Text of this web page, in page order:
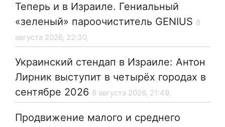
Теперь и в Израиле. Гениальный
«зеленый» пароочиститель GENIUS 8
августа 2026, 22:30,
Украинский стендап в Израиле: Антон
Лирник выступит в четырёх городах в
сентябре 2026 8 августа 2026, 21:49,
Продвижение малого и среднего